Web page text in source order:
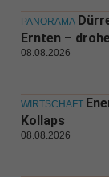
PANORAMA
Ernten –
08.08.2026
WIRTSCHAFT
Kollaps
08.08.2026